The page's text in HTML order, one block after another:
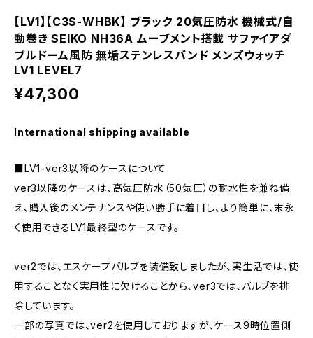
【LV1】【C3S-WHBK】 ブラック 20気圧防水 機械式/自
動巻き SEIKO NH36A ムーブメント搭載 サファイアダ
ブルドーム風防 無垢ステンレスバンド メンズウォッチ
LV1 LEVEL7
¥47,300
International shipping available
■LV1-ver3以降のケースについて
ver3以降のケースは、高気圧防水（50気圧）の耐水性を兼ね備
え、購入後のメンテナンスや使い勝手に着目し、より簡単に、末永
く使用できるLV1最終型のケースです。
ver2では、エスケープバルブを装備致しましたが、実生活では、使
用することなく実用性に欠けることから、ver3では、バルブを排
除しています。
一部の写真では、ver2を使用しておりますが、ケース9時位置側